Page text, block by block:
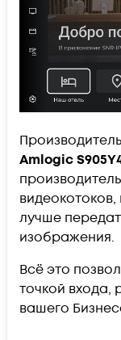
Amlogic
лучше
изображения.
Всё это
точкой
вашего